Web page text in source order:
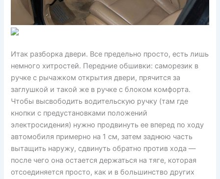
Итак разборка двери. Все предельно просто, есть лишь
немного хитростей. Передние обшивки: саморезик в
ручке с рычажком открытия двери, прячится за
заглушкой и такой же в ручке с блоком комфорта.
Чтобы высвободить водительскую ручку (там где
кнопки с предустановками положений
электросидения) нужно продвинуть ее вперед по ходу
автомобиля примерно на 1 см, затем заднюю часть
вытащить наружу, сдвинуть обратно против хода —
после чего она остается держаться на тяге, которая
отсоединяется просто, как и в большинство других